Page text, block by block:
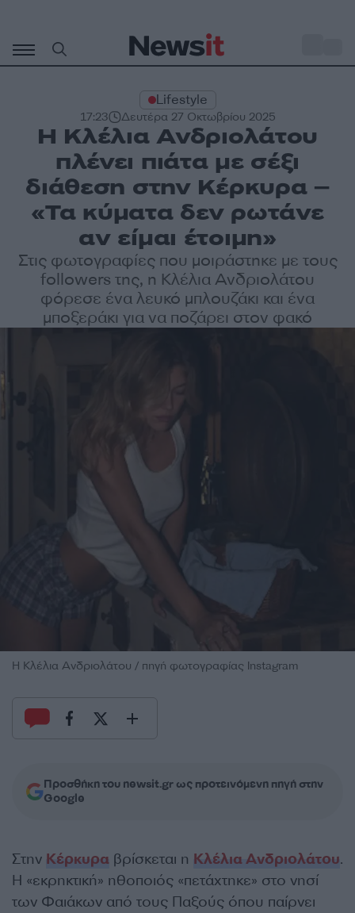
περιεχόμενο
Lifestyle
17:23 Δευτέρα 27 Οκτωβρίου 2025
Η Κλέλια Ανδριολάτου
πλένει πιάτα με σέξι
διάθεση στην Κέρκυρα –
«Τα κύματα δεν ρωτάνε
αν είμαι έτοιμη»
Στις φωτογραφίες που μοιράστηκε με τους
followers της, η Κλέλια Ανδριολάτου
φόρεσε ένα λευκό μπλουζάκι και ένα
μποξεράκι για να ποζάρει στον φακό
Η Κλέλια Ανδριολάτου / πηγή φωτογραφίας Instagram
Προσθήκη του newsit.gr ως προτεινόμενη πηγή στην
Google
Στην Κέρκυρα βρίσκεται η Κλέλια Ανδριολάτου.
Η «εκρηκτική» ηθοποιός «πετάχτηκε» στο νησί
των Φαιάκων από τους Παξούς όπου παίρνει